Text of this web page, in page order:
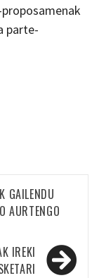
parte-
GAILENDU
AURTENGO
IREKI